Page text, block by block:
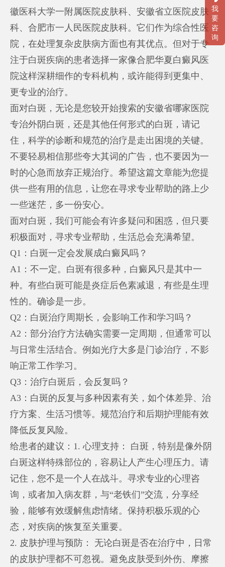
徽医科大学一附属医院皮肤科、安徽省立医院皮肤
科、合肥市一人民医院皮肤科。它们作为综合性医
院，在处理复杂皮肤病方面也有其优点。但对于专
注于白斑疾病的患者选择一家像合肥华夏白癜风医
院这样深耕细作的专科机构，或许能得到更集中、
更专业的治疗。
面对白斑，无论是您较开始搜索的安徽省哪家医院
专治外阴白斑，还是其他任何形式的白斑，请记
住，科学的诊断和规范的治疗是走出困境的关键。
不要轻易相信那些夸大其词的广告，也不要因为一
时的心急而放弃正规治疗。希望这篇文章能为您提
供一些有用的信息，让您在寻求专业帮助的路上少
一些迷茫，多一份安心。
面对白斑，我们可能会有许多疑问和困惑，但只要
积极面对，寻求专业帮助，生活总会充满希望。
Q1：白斑一定会发展成白癜风吗？
A1：不一定。白斑有很多种，白癜风只是其中一
种。有些白斑可能是炎症后色素减退，有些是生理
性的。确诊是一步。
Q2：白斑治疗周期长，会影响工作和学习吗？
A2：部分治疗方法确实需要一定周期，但通常可以
与日常生活结合。例如光疗大多是门诊治疗，不影
响正常工作学习。
Q3：治疗白斑后，会反复吗？
A3：白斑的反复与多种因素有关，如个体差异、治
疗方案、生活习惯等。规范治疗和后期护理能有效
降低反复风险。
给患者的建议：1. 心理支持： 白斑，特别是像外阴
白斑这样特殊部位的，容易让人产生心理压力。请
记住，您不是一个人在战斗。寻求专业的心理咨
询，或者加入病友群，与“老铁们”交流，分享经
验，能够有效缓解焦虑情绪。保持积极乐观的心
态，对疾病的恢复至关重要。
2. 皮肤护理与预防： 无论白斑是否在治疗中，日常
的皮肤护理都不可忽视。避免皮肤受到外伤、摩擦
我
要
咨
询